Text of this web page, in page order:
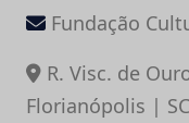
Fundação
R. Visc. de
Florianópolis |